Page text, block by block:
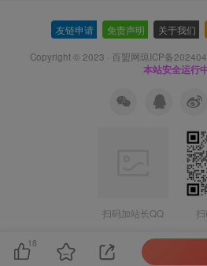
友链申请 免责声明 关于我们
Copyright © 2023 · 百盟网琼ICP备
本站安全运行
扫码加站长QQ
18